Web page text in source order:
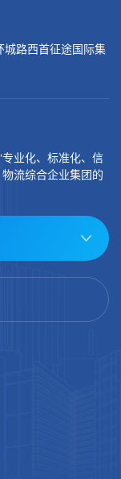
路西首征途国际集
业化、标准化、信
流综合企业集团的